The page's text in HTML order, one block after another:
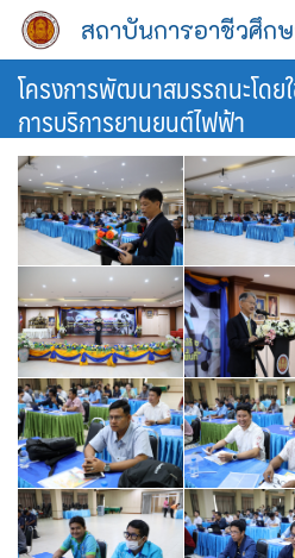
Skip
content
สถาบันการอาชีวศึก
โครงการพัฒนาสมรรถนะโด
การบริการยานยนต์ไฟฟ้า